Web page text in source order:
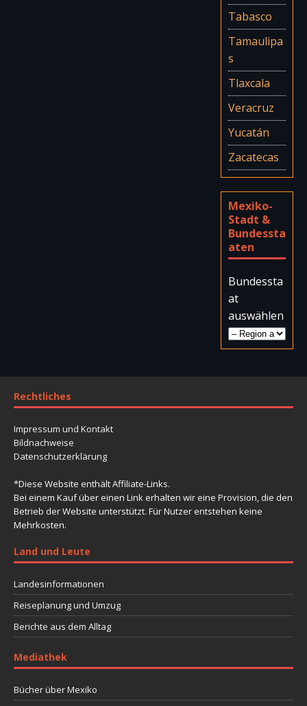
Tabasco
Tamaulipa
s
Tlaxcala
Veracruz
Yucatán
Zacatecas
Mexiko-
Stadt &
Bundessta
aten
Bundessta
at
auswählen
Rechtliches
Impressum und Kontakt
Bildnachweise
Datenschutzerklärung
*Diese Website enthält Affiliate-Links.
Bei einem Kauf über einen Link erhalten wir eine Provision, die den
Betrieb der Website unterstützt. Für Nutzer entstehen keine
Mehrkosten.
Land und Leute
Landesinformationen
Reiseplanung und Umzug
Berichte aus dem Alltag
Mediathek
Bücher über Mexiko